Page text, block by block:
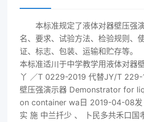
本标准规定了液体对器壁压强
名、要求、试验方法、检验规则、
证、标志、包装、运输和贮存等。
本标准适川于中学教学用液体对器
丫 ／T 0229-2019 代替JY/T 229-
壁压强演示器 Demonstrator for
on container wa日 2019-04-08发
实 施 中兰扦少 、 卜民多共禾口国